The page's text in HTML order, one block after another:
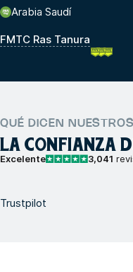
Arabia Saudí
FMTC Ras Tanura
QUÉ DICEN
LA CONFIANZA
Excelente 3,041
Trustpilot